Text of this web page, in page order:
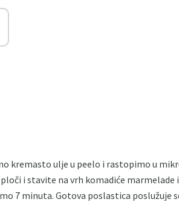
kremasto ulje u peelo i rastopimo u
i stavite na vrh komadiće marmelade
7 minuta. Gotova poslastica poslužuje